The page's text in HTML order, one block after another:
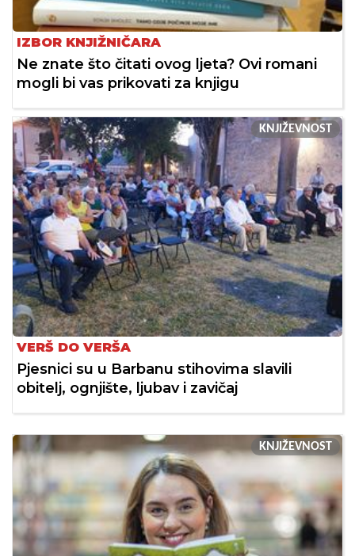
IZBOR KNJIŽNIČARA
Ne znate što čitati ovog ljeta? Ovi romani
mogli bi vas prikovati za knjigu
KNJIŽEVNOST
VERŠ DO VERŠA
Pjesnici su u Barbanu stihovima slavili
obitelj, ognjište, ljubav i zavičaj
KNJIŽEVNOST